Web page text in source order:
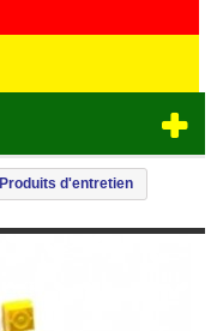
Produits d'entretien